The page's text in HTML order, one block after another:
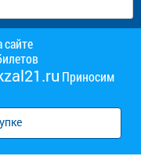
Приносим